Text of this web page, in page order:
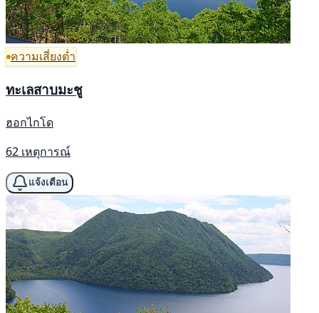
ความเสี่ยงต่ำ
ทะเลสาบมะชู
ฮอกไกโด
62 เหตุการณ์
แจ้งเตือน